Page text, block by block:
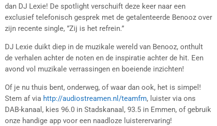
dan DJ Lexie! De spotlight verschuift deze keer naar een
exclusief telefonisch gesprek met de getalenteerde Benooz over
zijn recente single, ”Zij is het refrein.”
DJ Lexie duikt diep in de muzikale wereld van Benooz, onthult
de verhalen achter de noten en de inspiratie achter de hit. Een
avond vol muzikale verrassingen en boeiende inzichten!
Of je nu thuis bent, onderweg, of waar dan ook, het is simpel!
Stem af via http://audiostreamen.nl/teamfm, luister via ons
DAB-kanaal, kies 96.0 in Stadskanaal, 93.5 in Emmen, of gebruik
onze handige app voor een naadloze luisterervaring!